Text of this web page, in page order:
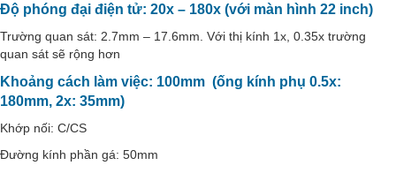
Độ phóng đại điện tử: 20x – 180x (với màn hình 22 inch)
Trường quan sát: 2.7mm – 17.6mm. Với thị kính 1x, 0.35x trường
quan sát sẽ rộng hơn
Khoảng cách làm việc: 100mm (ống kính phụ 0.5x:
180mm, 2x: 35mm)
Khớp nối: C/CS
Đường kính phần gá: 50mm